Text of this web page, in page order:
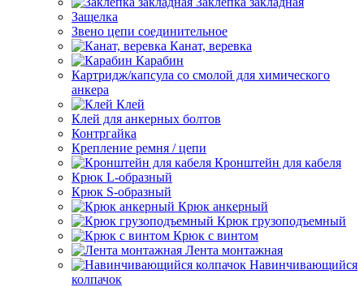
Защелка
Звено цепи соединительное
Канат, веревка
Карабин
Картридж/капсула со смолой для химического
анкера
Клей
Клей для анкерных болтов
Контргайка
Крепление ремня / цепи
Кронштейн для кабеля
Крюк L-образный
Крюк S-образный
Крюк анкерный
Крюк грузоподъемный
Крюк с винтом
Лента монтажная
Навинчивающийся
колпачок